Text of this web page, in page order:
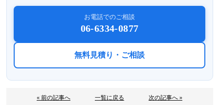
お電話でのご相談
06-6334-0877
無料見積り・ご相談
« 前の記事へ 一覧に戻る 次の記事へ »